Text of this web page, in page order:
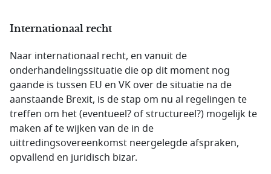
Internationaal recht
Naar internationaal recht, en vanuit de
onderhandelingssituatie die op dit moment nog
gaande is tussen EU en VK over de situatie na de
aanstaande Brexit, is de stap om nu al regelingen te
treffen om het (eventueel? of structureel?) mogelijk te
maken af te wijken van de in de
uittredingsovereenkomst neergelegde afspraken,
opvallend en juridisch bizar.